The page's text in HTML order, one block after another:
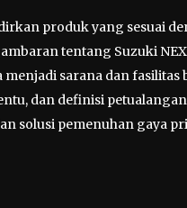
produk yang sesuai
tentang Suzuki
sarana dan
dan definisi
solusi pemenuhan gaya